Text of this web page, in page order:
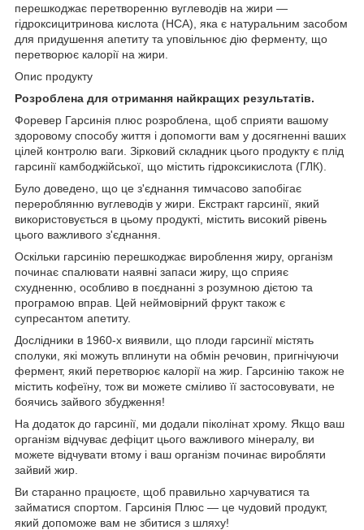
перешкоджає перетворенню вуглеводів на жири —
гідроксицитринова кислота (HCA), яка є натуральним засобом
для придушення апетиту та уповільнює дію ферменту, що
перетворює калорії на жири.
Опис продукту
Розроблена для отримання найкращих результатів.
Форевер Гарсинія плюс розроблена, щоб сприяти вашому
здоровому способу життя і допомогти вам у досягненні ваших
цілей контролю ваги. Зірковий складник цього продукту є плід
гарсинії камбоджійської, що містить гідроксикислота (ГЛК).
Було доведено, що це з'єднання тимчасово запобігає
перероблянню вуглеводів у жири. Екстракт гарсинії, який
використовується в цьому продукті, містить високий рівень
цього важливого з'єднання.
Оскільки гарсинію перешкоджає вироблення жиру, організм
починає спалювати наявні запаси жиру, що сприяє
схудненню, особливо в поєднанні з розумною дієтою та
програмою вправ. Цей неймовірний фрукт також є
супресантом апетиту.
Дослідники в 1960-х виявили, що плоди гарсинії містять
сполуки, які можуть вплинути на обмін речовин, пригнічуючи
фермент, який перетворює калорії на жир. Гарсинію також не
містить кофеїну, тож ви можете сміливо її застосовувати, не
боячись зайвого збудження!
На додаток до гарсинії, ми додали піколінат хрому. Якщо ваш
організм відчуває дефіцит цього важливого мінералу, ви
можете відчувати втому і ваш організм починає виробляти
зайвий жир.
Ви старанно працюєте, щоб правильно харчуватися та
займатися спортом. Гарсинія Плюс — це чудовий продукт,
який допоможе вам не збитися з шляху!